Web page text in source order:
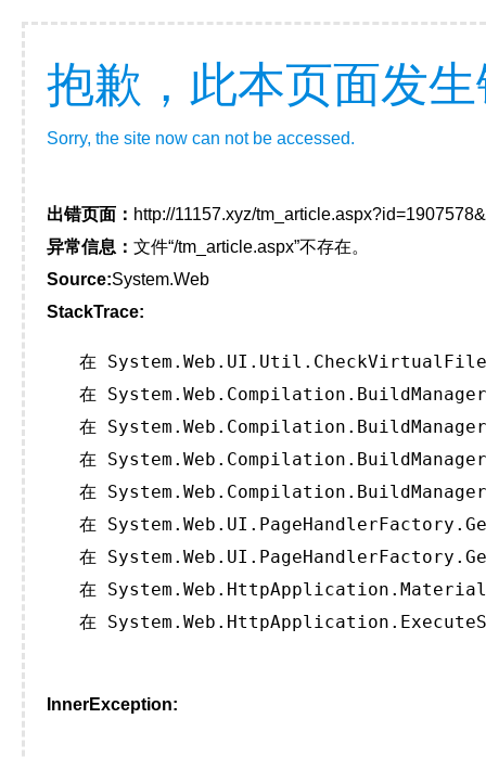
抱歉，此本页面发
Sorry, the site now can not be accessed.
出错页面： http://11157.xyz/
异常信息： 文件“/tm_article.aspx”不存在。
Source:System.Web
StackTrace:
在
在
在
在
在
在
在
在
在
InnerException: